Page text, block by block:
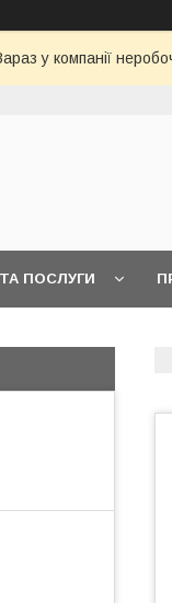
у компанії
ПОСЛУГИ